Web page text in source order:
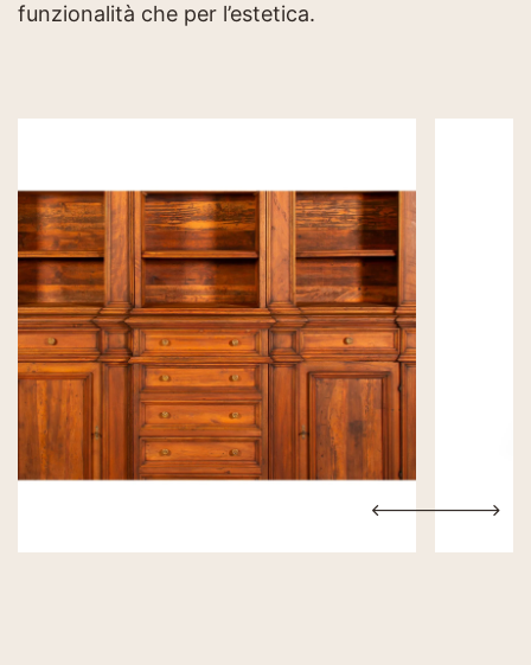
funzionalità che per l’estetica.